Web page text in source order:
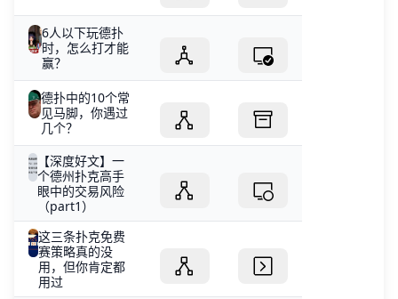
6人以下玩德扑
时，怎么打才能
赢？
德扑中的10个常
见马脚，你遇过
几个？
【深度好文】一
个德州扑克高手
眼中的交易风险
（part1）
这三条扑克免费
赛策略真的没
用，但你肯定都
用过